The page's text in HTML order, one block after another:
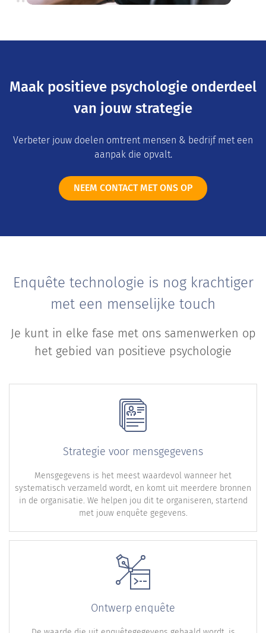
Maak positieve psychologie onderdeel
van jouw strategie
Verbeter jouw doelen omtrent mensen & bedrijf met een
aanpak die opvalt.
NEEM CONTACT MET ONS OP
Enquête technologie is nog krachtiger
met een menselijke touch
Je kunt in elke fase met ons samenwerken op
het gebied van positieve psychologie
Strategie voor mensgegevens
Mensgegevens is het meest waardevol wanneer het
systematisch verzameld wordt, en komt uit meerdere bronnen
in de organisatie. We helpen jou dit te organiseren, startend
met jouw enquête gegevens.
Ontwerp enquête